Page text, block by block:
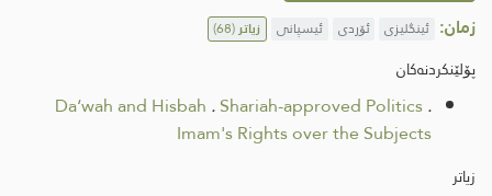
زمان: ئینگلیزی ئۆردی ئیسپانی زیاتر(68)
پۆلێنکردنەکان
Da‘wah and Hisbah .Shariah-approved Politics.
Imam's Rights over the Subjects
زیاتر